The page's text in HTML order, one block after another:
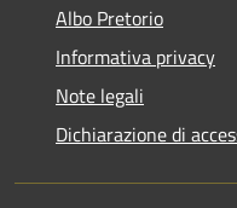
Albo Pretorio
Informativa privacy
Note legali
Dichiarazione di